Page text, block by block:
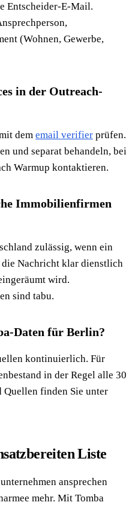
Entscheider-E-Mail.
(Wohnen, Gewerbe,
in der Outreach-
dem email verifier prüfen.
und separat behandeln, bei
Warmup kontaktieren.
Immobilienfirmen
zulässig, wenn ein
Nachricht klar dienstlich
wird.
sind tabu.
Daten für Berlin?
kontinuierlich. Für
in der Regel alle 30
Quellen finden Sie unter
Liste
ansprechen
mehr. Mit Tomba